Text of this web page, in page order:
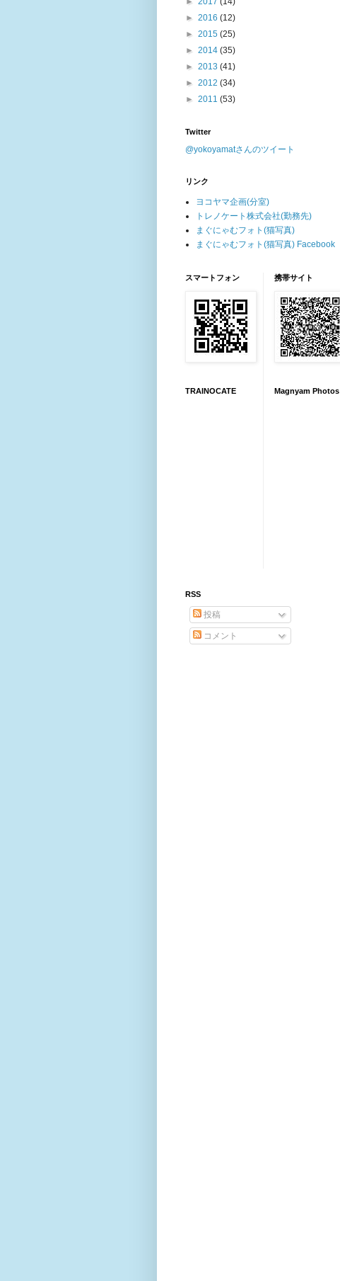
► 2016 (12)
► 2015 (25)
► 2014 (35)
► 2013 (41)
► 2012 (34)
► 2011 (53)
Twitter
@yokoyamatさんのツイート
リンク
ヨコヤマ企画(分室)
トレノケート株式会社(勤務先)
まぐにゃむフォト(猫写真)
まぐにゃむフォト(猫写真) Facebook
スマートフォン
TRAINOCATE
携帯サイト
Magnyam Photos
RSS
投稿
コメント